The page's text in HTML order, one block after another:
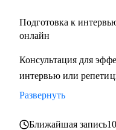
Подготовка к
онлайн
Консультация для
интервью или
Развернуть
Ближайшая запись